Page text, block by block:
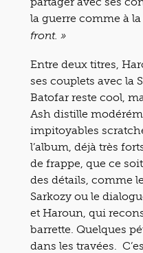
la guerre comme à la
front. »
Entre deux titres,
ses couplets avec la
Batofar reste cool,
Ash distille
impitoyables
l’album, déjà très
de frappe, que ce
des détails, comme
Sarkozy ou le
et Haroun, qui
barrette. Quelques
dans les travées.